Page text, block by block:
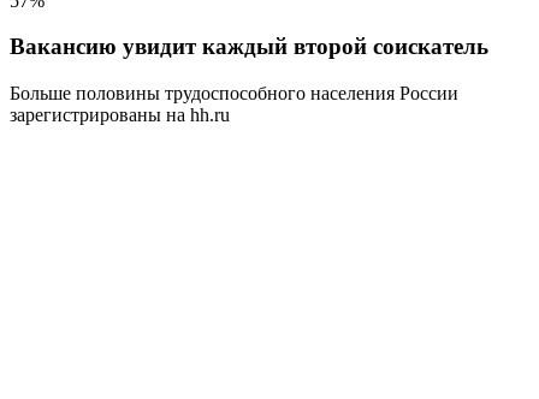
Вакансию увидит каждый второй соискатель
Больше половины трудоспособного населения России
зарегистрированы на hh.ru